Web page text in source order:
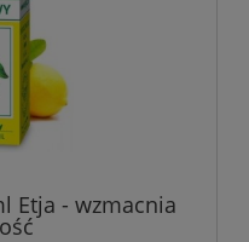
Etja - wzmacnia